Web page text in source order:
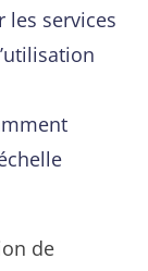
les services
de